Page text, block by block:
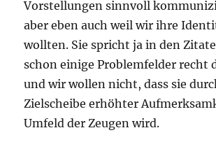
Vorstellungen sinnvoll
aber eben auch weil wir ihre
wollten. Sie spricht ja in den
schon einige Problemfelder recht
und wir wollen nicht, dass sie
Zielscheibe erhöhter
Umfeld der Zeugen wird.